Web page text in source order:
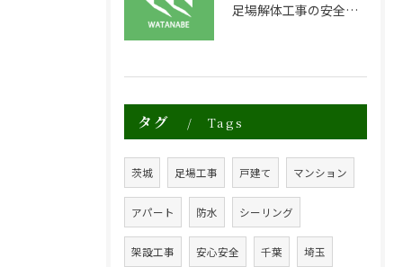
足場解体工事の安全性と効率化のポイント
タグ Tags
茨城 足場工事 戸建て マンション
アパート 防水 シーリング
架設工事 安心安全 千葉 埼玉